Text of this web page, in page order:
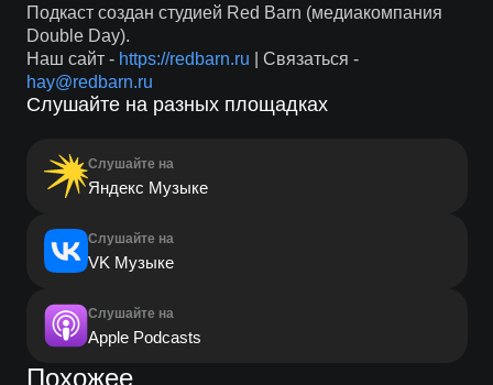
Подкаст создан студией Red Barn (медиакомпания
Double Day).
Наш сайт - https://redbarn.ru | Связаться -
hay@redbarn.ru
Слушайте на разных площадках
Слушайте на
Яндекс Музыке
Слушайте на
VK Музыке
Слушайте на
Apple Podcasts
Похожее